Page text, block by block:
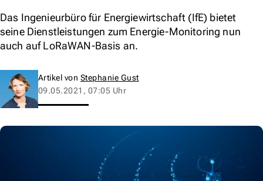
Das Ingenieurbüro für Energiewirtschaft (IfE) bietet
seine Dienstleistungen zum Energie-Monitoring nun
auch auf LoRaWAN-Basis an.
Artikel von Stephanie Gust
09.05.2021, 07:05 Uhr